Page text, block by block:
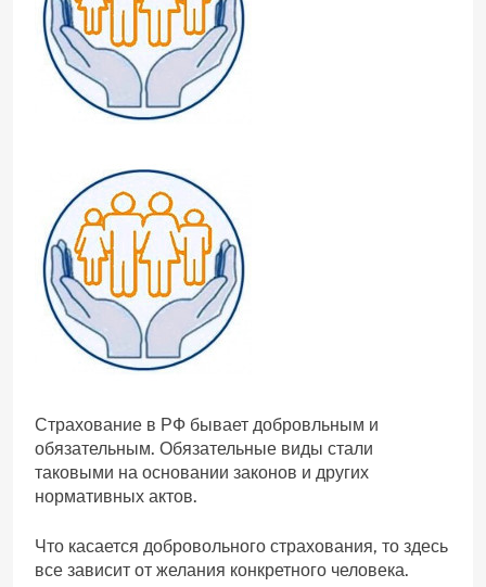
Страхование в РФ бывает добровльным и
обязательным. Обязательные виды стали
таковыми на основании законов и других
нормативных актов.
Что касается добровольного страхования, то здесь
все зависит от желания конкретного человека.